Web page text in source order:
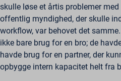
skulle løse et årtis problemer
offentlig myndighed, der skulle
workflow, var behovet det
ikke bare brug for en bro; de
havde brug for en partner, der
opbygge intern kapacitet helt fra